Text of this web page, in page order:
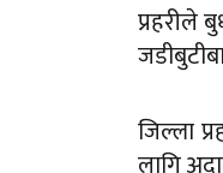
प्रहरीले
जिल्ला